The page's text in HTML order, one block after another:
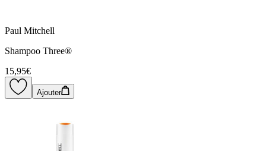
Paul Mitchell
Shampoo Three®
15,95€
Ajouter